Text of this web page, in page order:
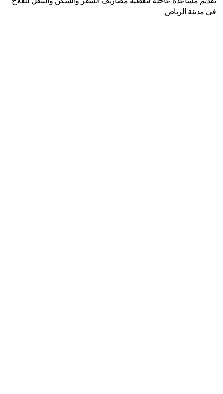
في مدينة الرياض